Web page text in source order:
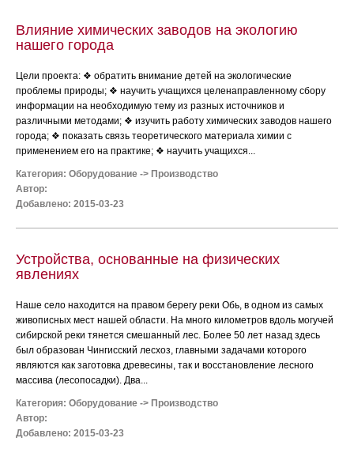
Влияние химических заводов на экологию
нашего города
Цели проекта: ❖ обратить внимание детей на экологические
проблемы природы; ❖ научить учащихся целенаправленному сбору
информации на необходимую тему из разных источников и
различными методами; ❖ изучить работу химических заводов нашего
города; ❖ показать связь теоретического материала химии с
применением его на практике; ❖ научить учащихся...
Категория: Оборудование -> Производство
Автор:
Добавлено: 2015-03-23
Устройства, основанные на физических
явлениях
Наше село находится на правом берегу реки Обь, в одном из самых
живописных мест нашей области. На много километров вдоль могучей
сибирской реки тянется смешанный лес. Более 50 лет назад здесь
был образован Чингисский лесхоз, главными задачами которого
являются как заготовка древесины, так и восстановление лесного
массива (лесопосадки). Два...
Категория: Оборудование -> Производство
Автор:
Добавлено: 2015-03-23